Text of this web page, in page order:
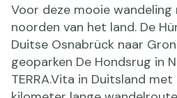
Voor deze mooie
noorden van het land. De
Duitse Osnabrück naar
geoparken De Hondsrug in
TERRA.Vita in Duitsland